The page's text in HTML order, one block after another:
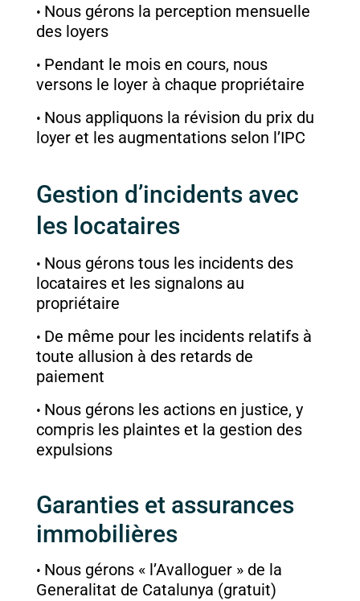
Nous gérons la perception mensuelle
des loyers
Pendant le mois en cours, nous
versons le loyer à chaque propriétaire
Nous appliquons la révision du prix du
loyer et les augmentations selon l’IPC
Gestion d’incidents avec
les locataires
Nous gérons tous les incidents des
locataires et les signalons au
propriétaire
De même pour les incidents relatifs à
toute allusion à des retards de
paiement
Nous gérons les actions en justice, y
compris les plaintes et la gestion des
expulsions
Garanties et assurances
immobilières
Nous gérons « l’Avalloguer » de la
Generalitat de Catalunya (gratuit)